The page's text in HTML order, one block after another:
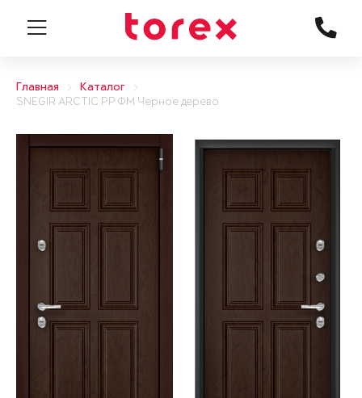
Главная
Каталог
SNEGIR ARCTIC PP ФМ Черное дерево